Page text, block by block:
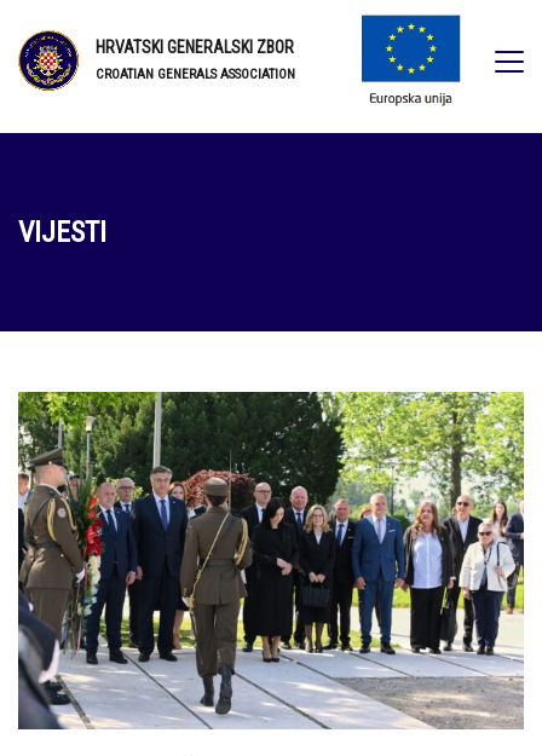
HRVATSKI GENERALSKI ZBOR
CROATIAN GENERALS ASSOCIATION
VIJESTI